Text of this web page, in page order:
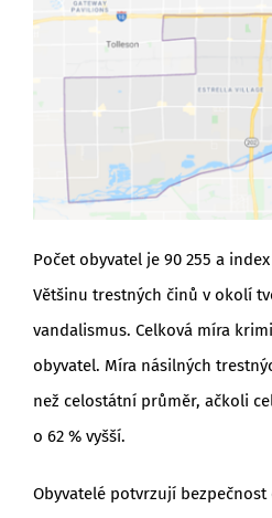
Počet obyvatel je 90 255 a
Většinu trestných činů v okolí
vandalismus. Celková míra
obyvatel. Míra násilných
než celostátní průměr, ačkoli
o 62 % vyšší.
Obyvatelé potvrzují